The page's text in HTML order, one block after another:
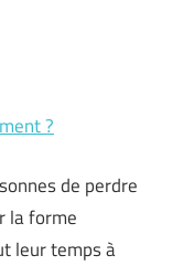
?
de perdre
la forme
leur temps à